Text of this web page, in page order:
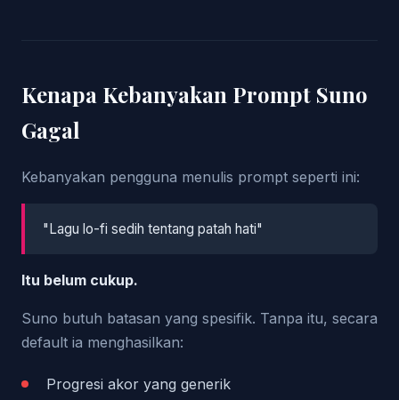
Kenapa Kebanyakan Prompt Suno
Gagal
Kebanyakan pengguna menulis prompt seperti ini:
"Lagu lo-fi sedih tentang patah hati"
Itu belum cukup.
Suno butuh batasan yang spesifik. Tanpa itu, secara
default ia menghasilkan:
Progresi akor yang generik